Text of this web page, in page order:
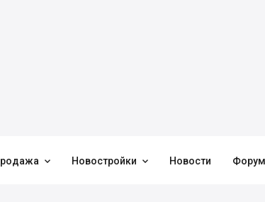
 Новостройки  Новости Форум